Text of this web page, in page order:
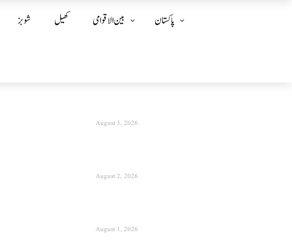
شوبز کھیل بین الا قوامی پاکستان
August 3, 2026
August 2, 2026
August 1, 2026